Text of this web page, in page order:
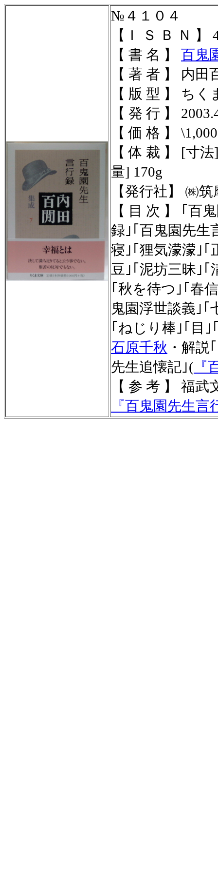
№４１０４
【Ｉ Ｓ Ｂ Ｎ 】
【 書 名 】 百鬼
【 著 者 】 内田
【 版 型 】 ち
【 発 行 】
【 価 格 】 \1,000
【 体 裁 】
[寸法
量] 170g
【発行社】 ㈱筑
【 目 次 】 ｢百
録｣｢百鬼園先生
寝｣｢狸気濛濛｣｢
豆｣｢泥坊三昧｣｢
｢秋を待つ｣｢春
鬼園浮世談義｣｢
｢ねじり棒｣｢目
石原千秋 ・解説
先生追懐記｣( 『
【 参 考 】 福武
『百鬼園先生言